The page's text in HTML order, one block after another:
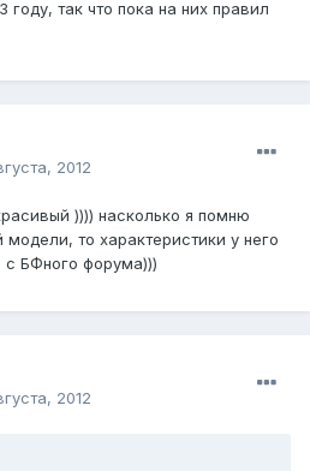
так что пока на них правил
2012
)))) насколько я помню
то характеристики у него
БФного форума)))
2012